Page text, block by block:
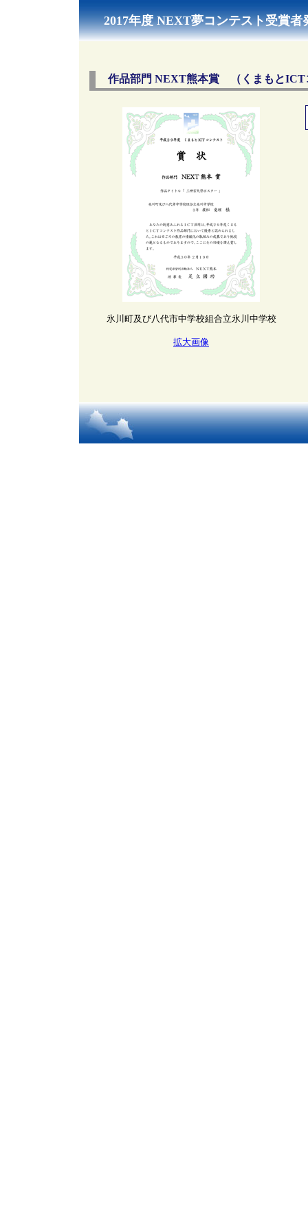
2017年度 NEXT夢コンテスト受賞者
作品部門 NEXT熊本賞 （くまもと
氷川町及び八代市中学校組合立氷川中学校
拡大画像